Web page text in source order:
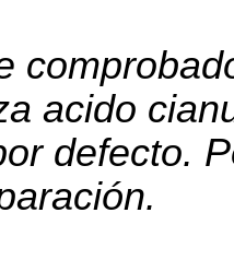
acido
defecto.